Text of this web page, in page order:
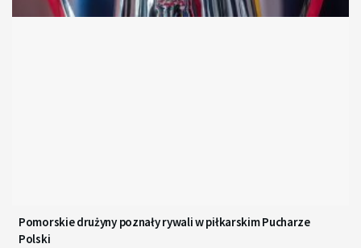
Pomorskie drużyny poznały rywali w piłkarskim Pucharze
Polski